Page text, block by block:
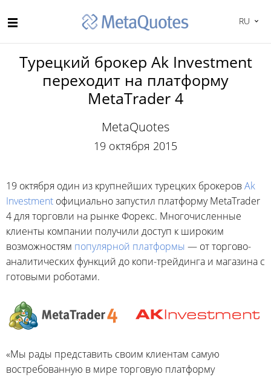
RU
Турецкий брокер Ak Investment
переходит на платформу
MetaTrader 4
MetaQuotes
19 октября 2015
19 октября один из крупнейших турецких брокеровAk
Investment официально запустил платформу MetaTrader
4 для торговли на рынке Форекс. Многочисленные
клиенты компании получили доступ к широким
возможностям популярной платформы — от торгово-
аналитических функций до копи-трейдинга и магазина с
готовыми роботами.
«Мы рады представить своим клиентам самую
востребованную в мире торговую платформу